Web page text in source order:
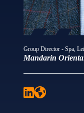
Group Director - Spa,
Mandarin